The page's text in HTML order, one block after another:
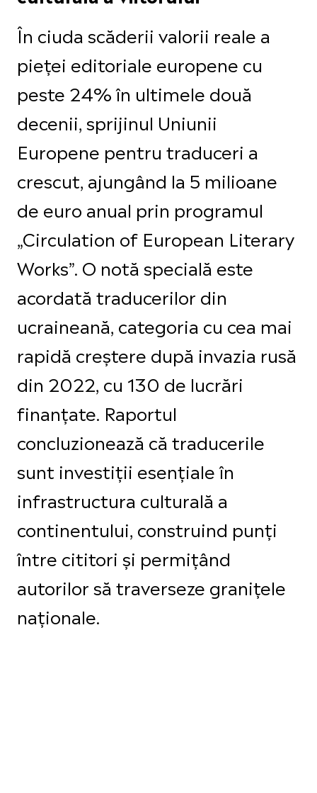
În ciuda scăderii valorii reale a
pieței editoriale europene cu
peste 24% în ultimele două
decenii, sprijinul Uniunii
Europene pentru traduceri a
crescut, ajungând la 5 milioane
de euro anual prin programul
„Circulation of European Literary
Works”. O notă specială este
acordată traducerilor din
ucraineană, categoria cu cea mai
rapidă creștere după invazia rusă
din 2022, cu 130 de lucrări
finanțate. Raportul
concluzionează că traducerile
sunt investiții esențiale în
infrastructura culturală a
continentului, construind punți
între cititori și permițând
autorilor să traverseze granițele
naționale.